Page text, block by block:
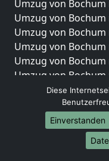
Umzug von
Umzug von
Umzug von
Umzug von Bochum
Umzug von
Umzug von Bochum
Umzug von
Umzug von
Umzug von
Umzug von
Umzug von
Diese
Einverstanden